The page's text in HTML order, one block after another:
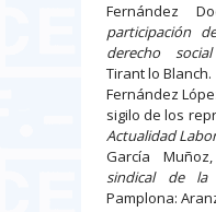
Fernández
participación
derecho
Tirant lo Blanch.
Fernández
sigilo de los
Actualidad
García
sindical de la
Pamplona: